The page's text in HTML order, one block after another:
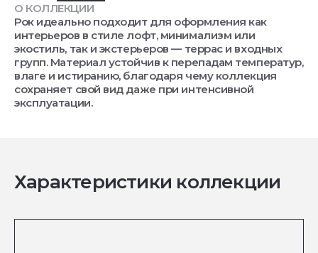
О КОЛЛЕКЦИИ
Рок идеально подходит для оформления как
интерьеров в стиле лофт, минимализм или
экостиль, так и экстерьеров — террас и входных
групп. Материал устойчив к перепадам температур,
влаге и истиранию, благодаря чему коллекция
сохраняет свой вид даже при интенсивной
эксплуатации.
Характеристики коллекции